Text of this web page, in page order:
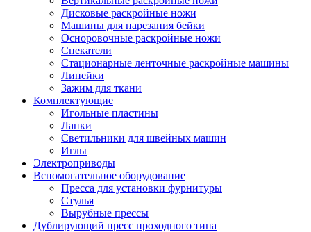
Дисковые раскройные ножи
Машины для нарезания бейки
Осноровочные раскройные ножи
Спекатели
Стационарные ленточные раскройные машины
Линейки
Зажим для ткани
Комплектующие
Игольные пластины
Лапки
Светильники для швейных машин
Иглы
Электроприводы
Вспомогательное оборудование
Пресса для установки фурнитуры
Стулья
Вырубные прессы
Дублирующий пресс проходного типа